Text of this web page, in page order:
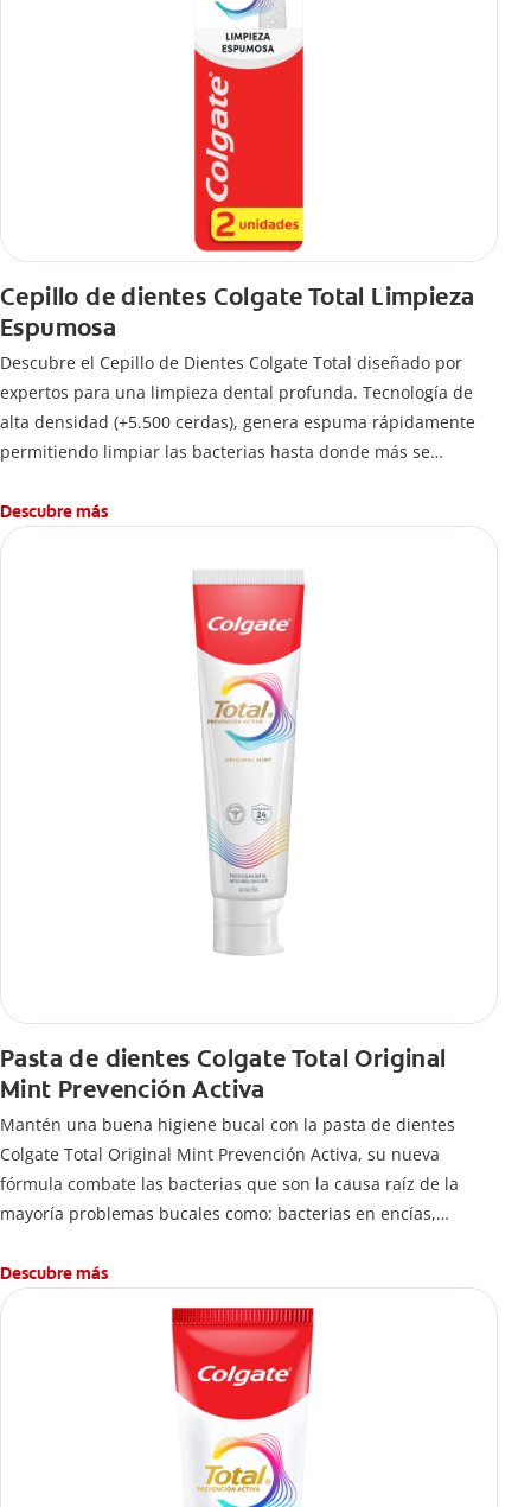
Cepillo de dientes Colgate Total Limpieza
Espumosa
Descubre el Cepillo de Dientes Colgate Total diseñado por
expertos para una limpieza dental profunda. Tecnología de
alta densidad (+5.500 cerdas), genera espuma rápidamente
permitiendo limpiar las bacterias hasta donde más se
Descubre más
Pasta de dientes Colgate Total Original
Mint Prevención Activa
Mantén una buena higiene bucal con la pasta de dientes
Colgate Total Original Mint Prevención Activa, su nueva
fórmula combate las bacterias que son la causa raíz de la
mayoría problemas bucales como: bacterias en encías,
caries.
Descubre más